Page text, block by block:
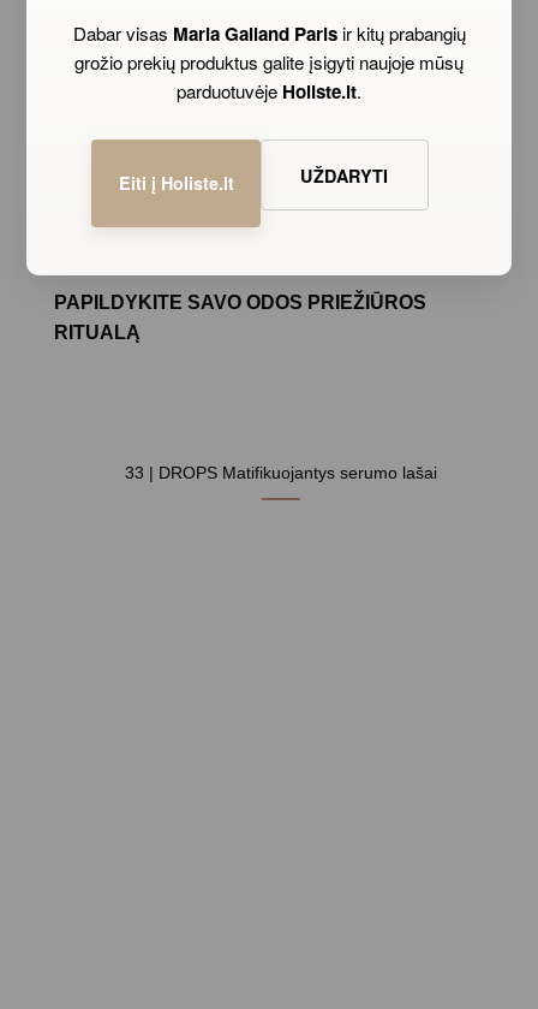
Dabar visas Maria Galland Parisir kitų prabangių
grožio prekių produktus galite įsigyti naujoje mūsų
parduotuvėje Holiste.lt.
Eiti į Holiste.lt UŽDARYTI
PAPILDYKITE SAVO ODOS PRIEŽIŪROS
RITUALĄ
33 | DROPS Matifikuojantys serumo lašai